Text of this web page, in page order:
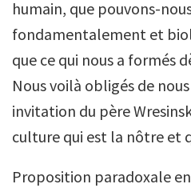
humain, que pouvons-
fondamentalement et
que ce qui nous a formés
Nous voilà obligés de
invitation du père
culture qui est la nôtre et
Proposition paradoxale